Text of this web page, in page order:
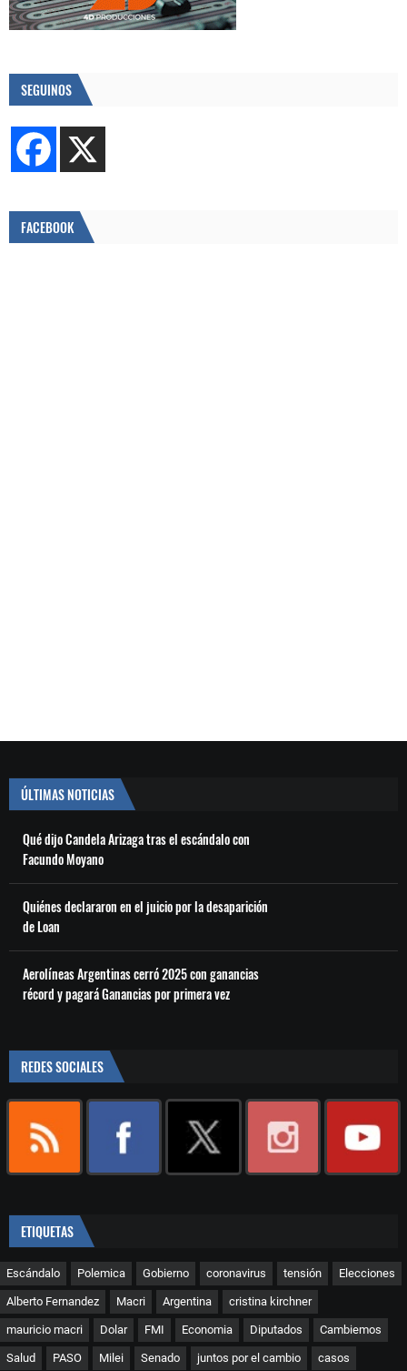
SEGUINOS
FACEBOOK
ÚLTIMAS NOTICIAS
Qué dijo Candela Arizaga tras el escándalo con
Facundo Moyano
Quiénes declararon en el juicio por la desaparición
de Loan
Aerolíneas Argentinas cerró 2025 con ganancias
récord y pagará Ganancias por primera vez
REDES SOCIALES
ETIQUETAS
Escándalo Polemica Gobierno coronavirus tensión Elecciones
Alberto Fernandez Macri Argentina cristina kirchner
mauricio macri Dolar FMI Economia Diputados Cambiemos
Salud PASO Milei Senado juntos por el cambio casos